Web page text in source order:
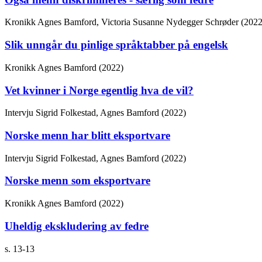
Kronikk Agnes Bamford, Victoria Susanne Nydegger Schrøder
Slik unngår du pinlige språktabber på engelsk
Kronikk Agnes Bamford (2022)
Vet kvinner i Norge egentlig hva de vil?
Intervju Sigrid Folkestad, Agnes Bamford (2022)
Norske menn har blitt eksportvare
Intervju Sigrid Folkestad, Agnes Bamford (2022)
Norske menn som eksportvare
Kronikk Agnes Bamford (2022)
Uheldig ekskludering av fedre
s. 13-13